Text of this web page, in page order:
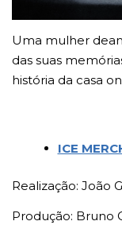
Uma mulher
das suas
história da casa
ICE
Realização: João
Produção: Bruno